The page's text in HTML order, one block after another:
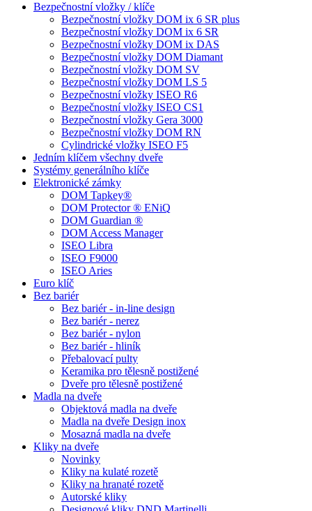
Bezpečnostní vložky / klíče
Bezpečnostní vložky DOM ix 6 SR plus
Bezpečnostní vložky DOM ix 6 SR
Bezpečnostní vložky DOM ix DAS
Bezpečnostní vložky DOM Diamant
Bezpečnostní vložky DOM SV
Bezpečnostní vložky DOM LS 5
Bezpečnostní vložky ISEO R6
Bezpečnostní vložky ISEO CS1
Bezpečnostní vložky Gera 3000
Bezpečnostní vložky DOM RN
Cylindrické vložky ISEO F5
Jedním klíčem všechny dveře
Systémy generálního klíče
Elektronické zámky
DOM Tapkey®
DOM Protector ® ENiQ
DOM Guardian ®
DOM Access Manager
ISEO Libra
ISEO F9000
ISEO Aries
Euro klíč
Bez bariér
Bez bariér - in-line design
Bez bariér - nerez
Bez bariér - nylon
Bez bariér - hliník
Přebalovací pulty
Keramika pro tělesně postižené
Dveře pro tělesně postižené
Madla na dveře
Objektová madla na dveře
Madla na dveře Design inox
Mosazná madla na dveře
Kliky na dveře
Novinky
Kliky na kulaté rozetě
Kliky na hranaté rozetě
Autorské kliky